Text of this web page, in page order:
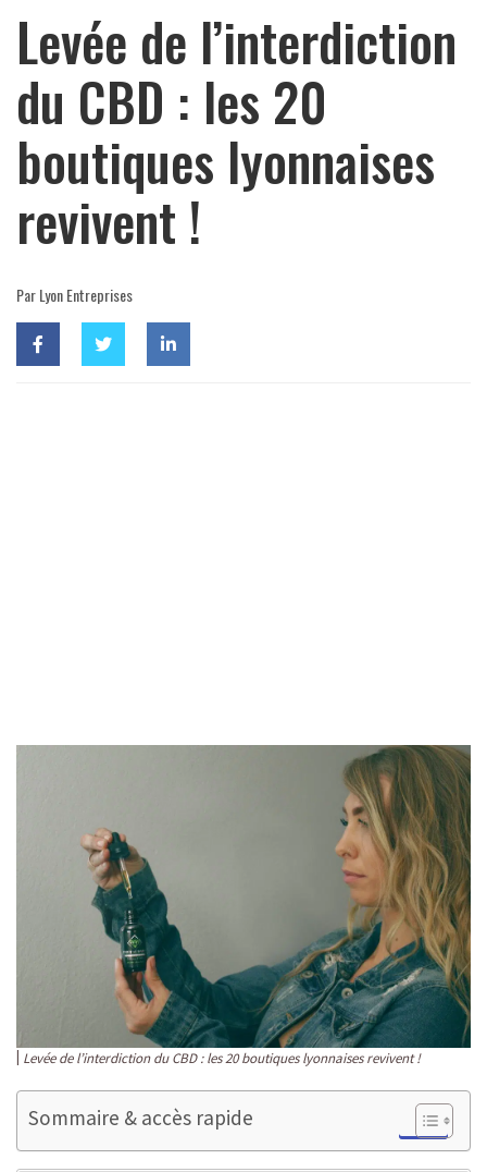
Levée de l’interdiction
du CBD : les 20
boutiques lyonnaises
revivent !
Par Lyon Entreprises
Levée de l’interdiction du CBD : les 20 boutiques lyonnaises revivent !
Sommaire & accès rapide